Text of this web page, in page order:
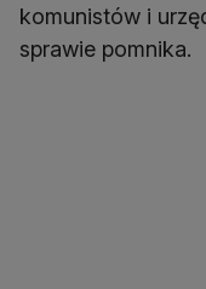
komunistów i
sprawie pomnika.